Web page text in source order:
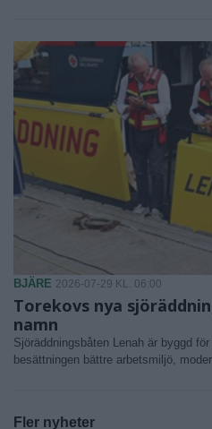
BJÄRE 2026-07-29 KL. 06:00
Torekovs nya
namn
Sjöräddningsbåten Lenah är byggd
besättningen bättre arbetsmiljö,
Fler nyheter